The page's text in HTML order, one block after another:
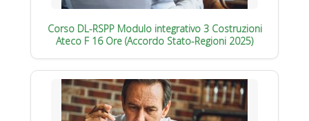
Corso DL-RSPP Modulo integrativo 3 Costruzioni
Ateco F 16 Ore (Accordo Stato-Regioni 2025)